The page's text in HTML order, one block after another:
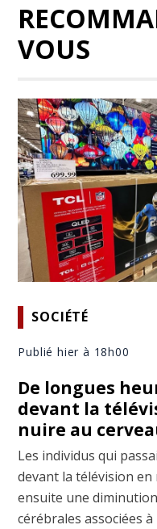
VOUS
SOCIÉTÉ
Publié hier à 18h00
De longues
devant la
nuire au
Les individus qui
devant la télévision
ensuite une
cérébrales associées